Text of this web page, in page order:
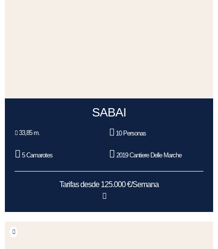
SABAI
33,85 m. 10 Personas
5 Camarotes 2019 Cantiere Delle Marche
Tarifas desde 125.000 €/Semana